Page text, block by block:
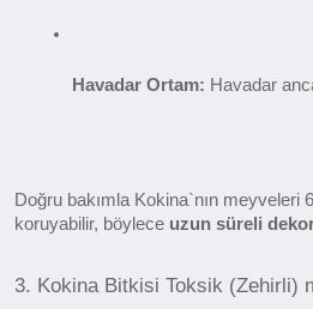
Havadar Ortam: Havadar
Doğru bakımla Kokina`nın meyveleri
koruyabilir, böylece uzun süreli
3. Kokina Bitkisi Toksik (Zehirli)